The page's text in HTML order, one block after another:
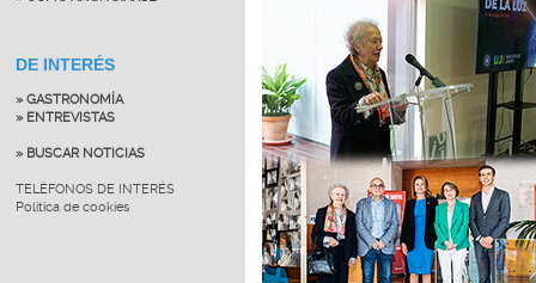
DE INTERÉS
» GASTRONOMÍA
» ENTREVISTAS
» BUSCAR NOTICIAS
TELÉFONOS DE INTERÉS
Política de cookies